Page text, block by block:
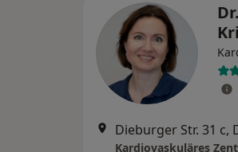
Dieburger Str. 31 c,
Kardiovaskuläres